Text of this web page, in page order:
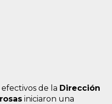
de la Dirección
iniciaron una